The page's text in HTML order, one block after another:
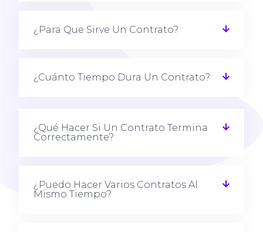
¿Para Que Sirve Un Contrato?
¿Cuánto Tiempo Dura Un Contrato?
¿Qué Hacer Si Un Contrato Termina
Correctamente?
¿Puedo Hacer Varios Contratos Al
Mismo Tiempo?